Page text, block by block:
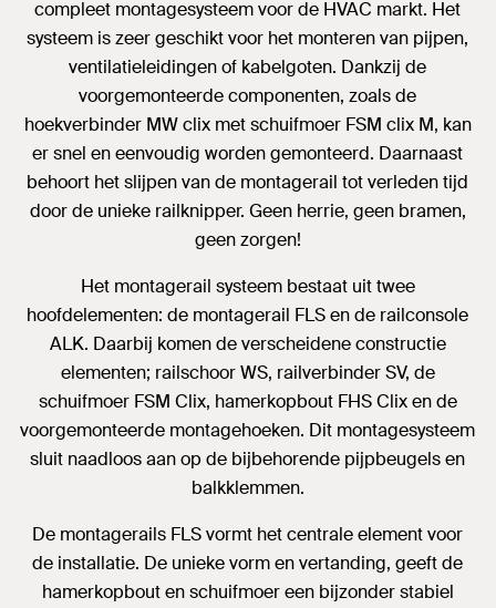
compleet montagesysteem voor de HVAC markt. Het
systeem is zeer geschikt voor het monteren van pijpen,
ventilatieleidingen of kabelgoten. Dankzij de
voorgemonteerde componenten, zoals de
hoekverbinder MW clix met schuifmoer FSM clix M, kan
er snel en eenvoudig worden gemonteerd. Daarnaast
behoort het slijpen van de montagerail tot verleden tijd
door de unieke railknipper. Geen herrie, geen bramen,
geen zorgen!
Het montagerail systeem bestaat uit twee
hoofdelementen: de montagerail FLS en de railconsole
ALK. Daarbij komen de verscheidene constructie
elementen; railschoor WS, railverbinder SV, de
schuifmoer FSM Clix, hamerkopbout FHS Clix en de
voorgemonteerde montagehoeken. Dit montagesysteem
sluit naadloos aan op de bijbehorende pijpbeugels en
balkklemmen.
De montagerails FLS vormt het centrale element voor
de installatie. De unieke vorm en vertanding, geeft de
hamerkopbout en schuifmoer een bijzonder stabiel